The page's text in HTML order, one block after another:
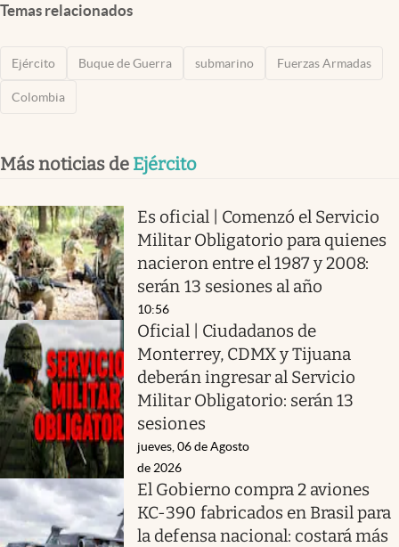
Temas relacionados
Ejército Buque de Guerra submarino Fuerzas Armadas
Colombia
Más noticias de Ejército
Es oficial | Comenzó el Servicio
Militar Obligatorio para quienes
nacieron entre el 1987 y 2008:
serán 13 sesiones al año
10:56
Oficial | Ciudadanos de
Monterrey, CDMX y Tijuana
deberán ingresar al Servicio
Militar Obligatorio: serán 13
sesiones
jueves, 06 de Agosto
de 2026
El Gobierno compra 2 aviones
KC-390 fabricados en Brasil para
la defensa nacional: costará más